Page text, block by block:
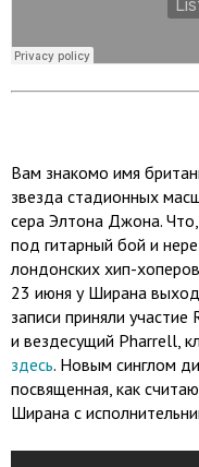
Вам знакомо имя
звезда стадионных
сера Элтона Джона.
под гитарный бой и
лондонских хип-
23 июня у Ширана
записи приняли
и вездесущий Pharrell,
здесь. Новым синглом
посвященная, как
Ширана с